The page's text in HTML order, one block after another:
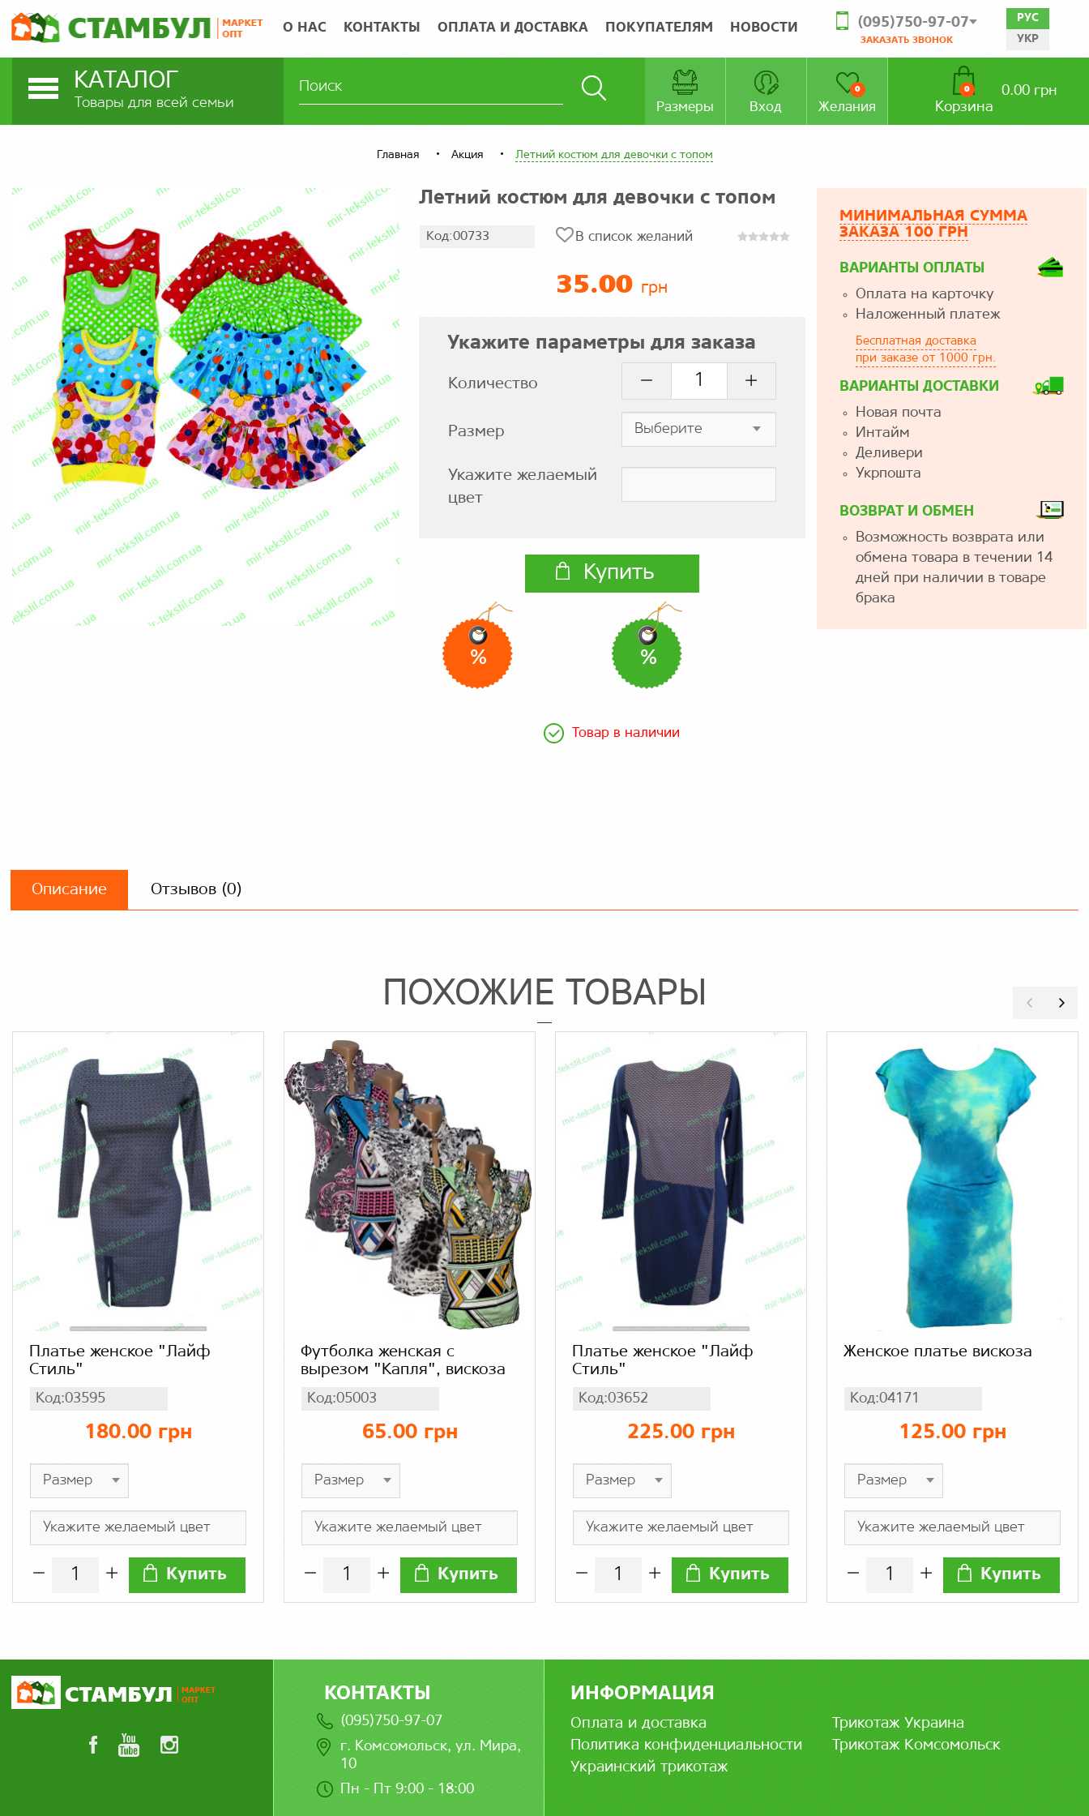
О НАС КОНТАКТЫ ОПЛАТА И ДОСТАВКА ПОКУПАТЕЛЯМ НОВОСТИ (095)750-97-07
ЗАКАЗАТЬ ЗВОНОК
РУС
УКР
КАТАЛОГ
Товары для всей семьи Размеры Вход Желания
0
Корзина
0 0.00 грн
Главная Акция Летний костюм для девочки с топом
Летний костюм для девочки с топом
Код:00733 В список желаний
35.00 грн
Укажите параметры для заказа
Количество
Размер
Укажите желаемый
цвет
Купить
% %
Товар в наличии
МИНИМАЛЬНАЯ СУММА
ЗАКАЗА 100 ГРН
ВАРИАНТЫ ОПЛАТЫ
Оплата на карточку
Наложенный платеж
Бесплатная доставка
при заказе от 1000 грн.
ВАРИАНТЫ ДОСТАВКИ
Новая почта
Интайм
Деливери
Укрпошта
ВОЗВРАТ И ОБМЕН
Возможность возврата или
обмена товара в течении 14
дней при наличии в товаре
брака
Описание Отзывов (0)
ПОХОЖИЕ ТОВАРЫ
Платье женское "Лайф
Стиль"
Код:03595
180.00 грн
Купить
Футболка женская с
вырезом "Капля", вискоза
Код:05003
65.00 грн
Купить
Платье женское "Лайф
Стиль"
Код:03652
225.00 грн
Купить
Женское платье вискоза
Код:04171
125.00 грн
Купить
КОНТАКТЫ
(095)750-97-07
г. Комсомольск, ул. Мира,
10
Пн - Пт 9:00 - 18:00
ИНФОРМАЦИЯ
Оплата и доставка
Политика конфиденциальности
Украинский трикотаж
Трикотаж Украина
Трикотаж Комсомольск